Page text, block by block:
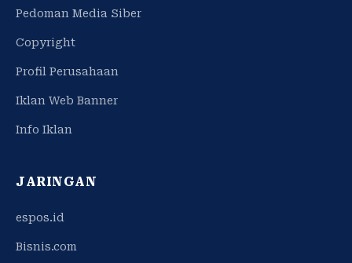
Pedoman Media Siber
Copyright
Profil Perusahaan
Iklan Web Banner
Info Iklan
JARINGAN
espos.id
Bisnis.com